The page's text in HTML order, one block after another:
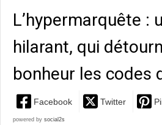
L’hypermarquête :
hilarant, qui
bonheur les codes
Facebook Twitter
powered by social2s